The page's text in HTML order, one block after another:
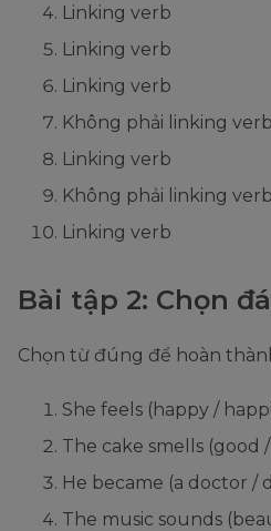
Linking verb
Linking verb
Linking verb
Không phải linking verb
Linking verb
Không phải linking verb
Linking verb
Bài tập 2: Chọn
Chọn từ đúng để hoàn
She feels (happy /
The cake smells (good
He became (a doctor /
The music sounds